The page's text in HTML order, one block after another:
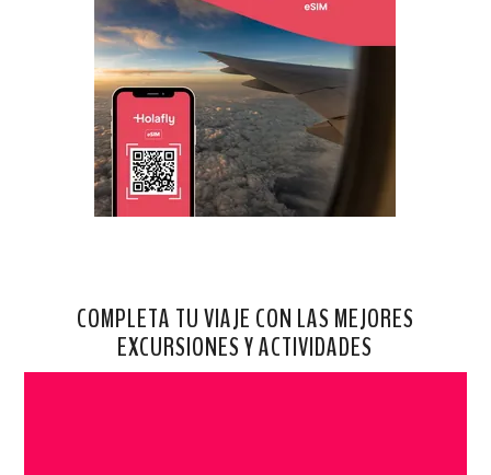
COMPLETA TU VIAJE CON LAS MEJORES
EXCURSIONES Y ACTIVIDADES